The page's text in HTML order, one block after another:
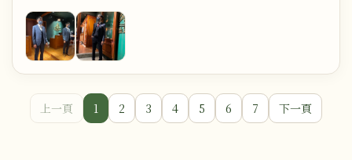
上一頁 1 2 3 4 5 6 7 下一頁